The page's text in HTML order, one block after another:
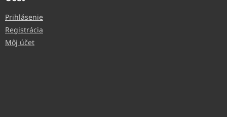
Prihlásenie
Registrácia
Môj účet